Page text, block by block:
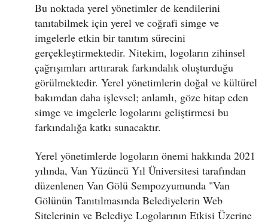
Bu noktada yerel yönetimler de kendilerini
tanıtabilmek için yerel ve coğrafi simge ve
imgelerle etkin bir tanıtım sürecini
gerçekleştirmektedir. Nitekim, logoların zihinsel
çağrışımları arttırarak farkındalık oluşturduğu
görülmektedir. Yerel yönetimlerin doğal ve kültürel
bakımdan daha işlevsel; anlamlı, göze hitap eden
simge ve imgelerle logolarını geliştirmesi bu
farkındalığa katkı sunacaktır.
Yerel yönetimlerde logoların önemi hakkında 2021
yılında, Van Yüzüncü Yıl Üniversitesi tarafından
düzenlenen Van Gölü Sempozyumunda "Van
Gölünün Tanıtılmasında Belediyelerin Web
Sitelerinin ve Belediye Logolarının Etkisi Üzerine